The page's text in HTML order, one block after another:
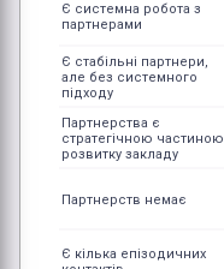
Є системна робота з
партнерами
Є стабільні партнери,
але без системного
підходу
Партнерства є
стратегічною частиною
розвитку закладу
Партнерств немає
Є кілька епізодичних